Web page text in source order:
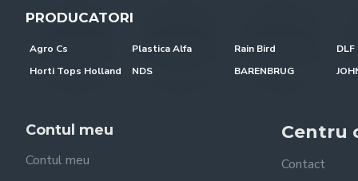
PRODUCATORI
Agro Cs Plastica Alfa Rain Bird
Horti Tops Holland
NDS BARENBRUG
Contul meu
Contul meu
Centru
Contact